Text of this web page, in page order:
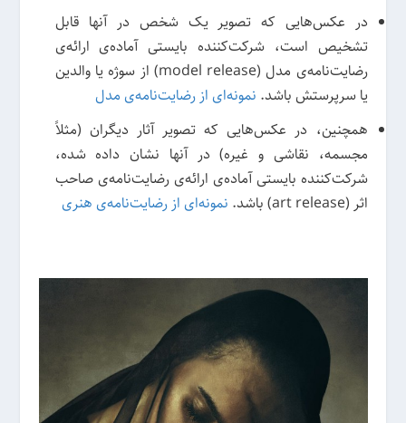
در عکس‌هایی که تصویر یک شخص در آنها قابل
تشخیص است، شرکت‌کننده بایستی آماده‌ی ارائه‌ی
رضایت‌نامه‌ی مدل (model release) از سوژه یا والدین
یا سرپرستش باشد. نمونه‌ای از رضایت‌نامه‌ی مدل
همچنین، در عکس‌هایی که تصویر آثار دیگران (مثلاً
مجسمه، نقاشی و غیره) در آنها نشان داده شده،
شرکت‌کننده بایستی آماده‌ی ارائه‌ی رضایت‌نامه‌ی صاحب
اثر (art release) باشد.
نمونه‌ای از رضایت‌نامه‌ی هنری